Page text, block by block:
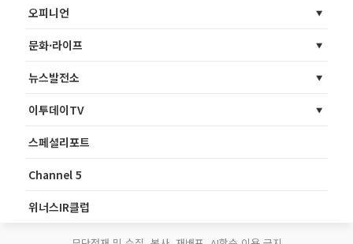
오피니언
문화·라이프
뉴스발전소
이투데이TV
스페셜리포트
Channel 5
위너스IR클럽